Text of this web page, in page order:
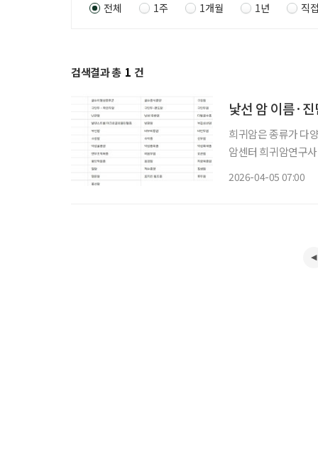
전체 1주 1개월 1년 직
검색결과 총 1 건
낯선 암 이름·
희귀암은 종류가 다
암센터 희귀암연구
2026-04-05 07:00